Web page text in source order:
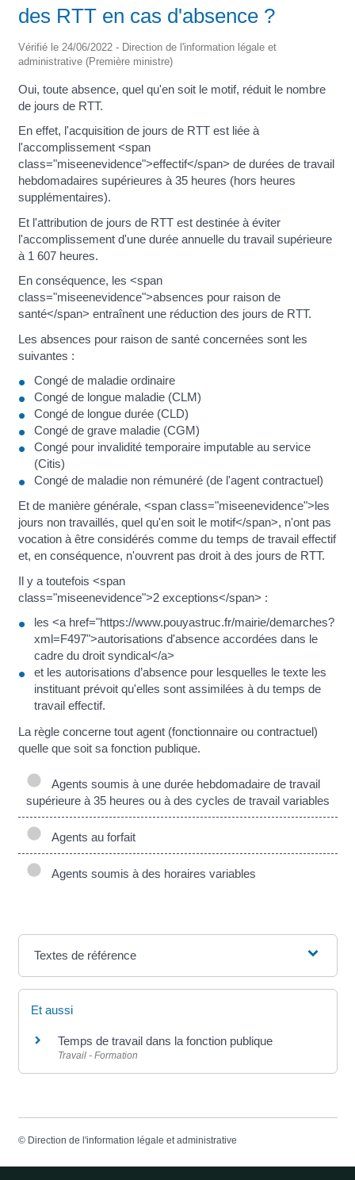
des RTT en cas d'absence ?
Vérifié le 24/06/2022 - Direction de l'information légale et
administrative (Première ministre)
Oui, toute absence, quel qu'en soit le motif, réduit le nombre
de jours de RTT.
En effet, l'acquisition de jours de RTT est liée à
l'accomplissement <span
class="miseenevidence">effectif</span> de durées de travail
hebdomadaires supérieures à 35 heures (hors heures
supplémentaires).
Et l'attribution de jours de RTT est destinée à éviter
l'accomplissement d'une durée annuelle du travail supérieure
à 1 607 heures.
En conséquence, les <span
class="miseenevidence">absences pour raison de
santé</span> entraînent une réduction des jours de RTT.
Les absences pour raison de santé concernées sont les
suivantes :
Congé de maladie ordinaire
Congé de longue maladie (CLM)
Congé de longue durée (CLD)
Congé de grave maladie (CGM)
Congé pour invalidité temporaire imputable au service
(Citis)
Congé de maladie non rémunéré (de l'agent contractuel)
Et de manière générale, <span class="miseenevidence">les
jours non travaillés, quel qu'en soit le motif</span>, n'ont pas
vocation à être considérés comme du temps de travail effectif
et, en conséquence, n'ouvrent pas droit à des jours de RTT.
Il y a toutefois <span
class="miseenevidence">2 exceptions</span> :
les <a href="https://www.pouyastruc.fr/mairie/demarches?
xml=F497">autorisations d'absence accordées dans le
cadre du droit syndical</a>
et les autorisations d’absence pour lesquelles le texte les
instituant prévoit qu'elles sont assimilées à du temps de
travail effectif.
La règle concerne tout agent (fonctionnaire ou contractuel)
quelle que soit sa fonction publique.
Agents soumis à une durée hebdomadaire de travail
supérieure à 35 heures ou à des cycles de travail variables
Agents au forfait
Agents soumis à des horaires variables
Textes de référence
Et aussi
Temps de travail dans la fonction publique
Travail - Formation
© Direction de l'information légale et administrative